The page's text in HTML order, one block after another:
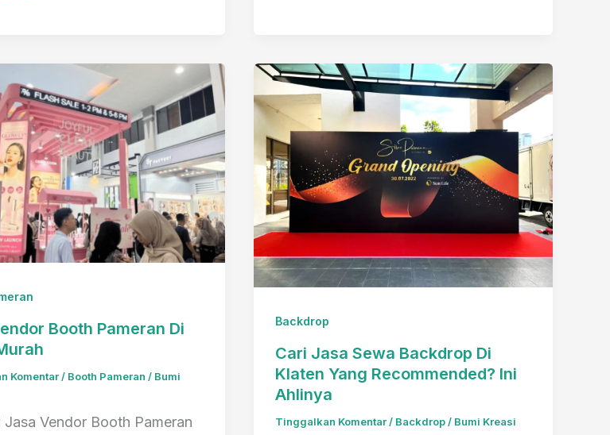
Itu
penting
untuk
Panggung
Pernikahan?
Booth Pameran Di
Komentar / Booth Pameran / Bumi
Jasa Vendor Booth Pameran
Backdrop
Cari Jasa Sewa Backdrop Di
Klaten Yang Recommended? Ini
Ahlinya
Tinggalkan Komentar / Backdrop/ Bumi Kreasi